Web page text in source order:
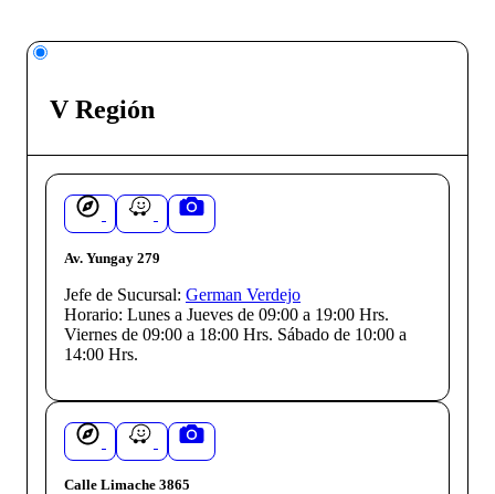
V Región
Av. Yungay 279
Jefe de Sucursal: German Verdejo
Horario: Lunes a Jueves de 09:00 a 19:00 Hrs.
Viernes de 09:00 a 18:00 Hrs. Sábado de 10:00 a
14:00 Hrs.
Calle Limache 3865